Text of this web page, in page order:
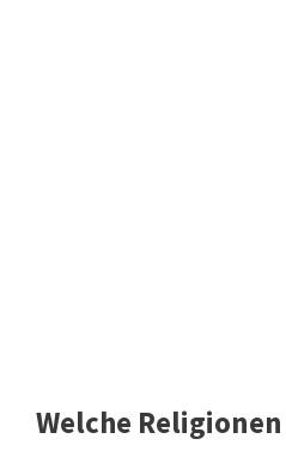
Welche